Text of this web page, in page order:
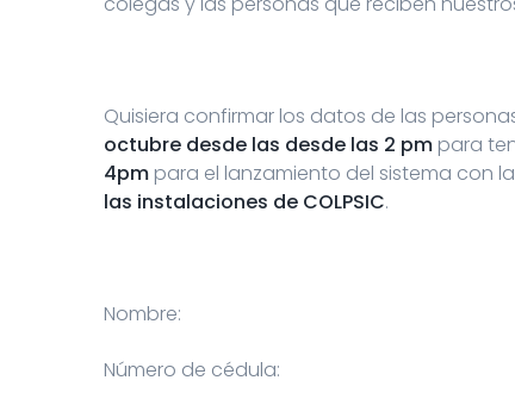
Quisiera confirmar los datos de las
octubre desde las desde las 2 pm para
4pm para el lanzamiento del sistema con
las instalaciones de COLPSIC.
Nombre:
Número de cédula: